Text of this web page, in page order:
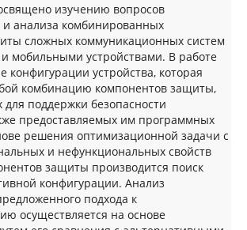
изучению вопросов
и анализа комбинированных
сложных коммуникационных систем
мобильными устройствами. В работе
конфигурации устройства, которая
комбинацию компонентов защиты,
поддержки безопасности
предоставляемых им программных
решения оптимизационной задачи с
и нефункциональных свойств
защиты производится поиск
конфигурации. Анализ
подхода к
осуществляется на основе